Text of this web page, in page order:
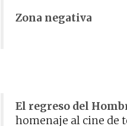
Zona negativa
El regreso del
homenaje al cine de